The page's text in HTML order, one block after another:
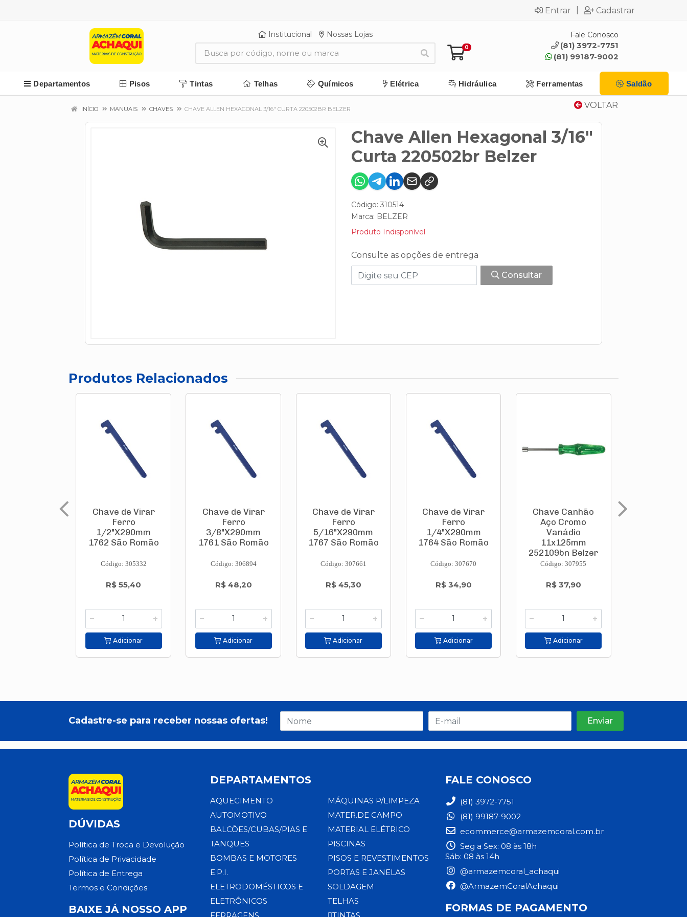
Entrar Cadastrar
Institucional Nossas Lojas
0
Fale Conosco
(81) 3972-7751
(81) 99187-9002
Departamentos Pisos Tintas Telhas Químicos Elétrica Hidráulica Ferramentas Saldão
VOLTAR
INÍCIO MANUAIS CHAVES CHAVE ALLEN HEXAGONAL 3/16" CURTA 220502BR BELZER
Chave Allen Hexagonal 3/16"
Curta 220502br Belzer
Código: 310514
Marca: BELZER
Produto Indisponível
Consulte as opções de entrega
Consultar
Produtos Relacionados
Chave de Virar
Ferro
1/2"X290mm
1762 São Romão
Código: 305332
R$ 55,40
Adicionar
Chave de Virar
Ferro
3/8"X290mm
1761 São Romão
Código: 306894
R$ 48,20
Adicionar
Chave de Virar
Ferro
5/16"X290mm
1767 São Romão
Código: 307661
R$ 45,30
Adicionar
Chave de Virar
Ferro
1/4"X290mm
1764 São Romão
Código: 307670
R$ 34,90
Adicionar
Chave Canhão
Aço Cromo
Vanádio
11x125mm
252109bn Belzer
Código: 307955
R$ 37,90
Adicionar
Cadastre-se para receber nossas ofertas!
DÚVIDAS
Política de Troca e Devolução
Política de Privacidade
Política de Entrega
Termos e Condições
BAIXE JÁ NOSSO APP
DEPARTAMENTOS
AQUECIMENTO
AUTOMOTIVO
BALCÕES/CUBAS/PIAS E
TANQUES
BOMBAS E MOTORES
E.P.I.
ELETRODOMÉSTICOS E
ELETRÔNICOS
MÁQUINAS P/LIMPEZA
MATER.DE CAMPO
MATERIAL ELÉTRICO
PISCINAS
PISOS E REVESTIMENTOS
PORTAS E JANELAS
SOLDAGEM
TELHAS
FALE CONOSCO
(81) 3972-7751
(81) 99187-9002
ecommerce@armazemcoral.com.br
Seg a Sex: 08 às 18h
Sáb: 08 às 14h
@armazemcoral_achaqui
@ArmazemCoralAchaqui
FORMAS DE PAGAMENTO